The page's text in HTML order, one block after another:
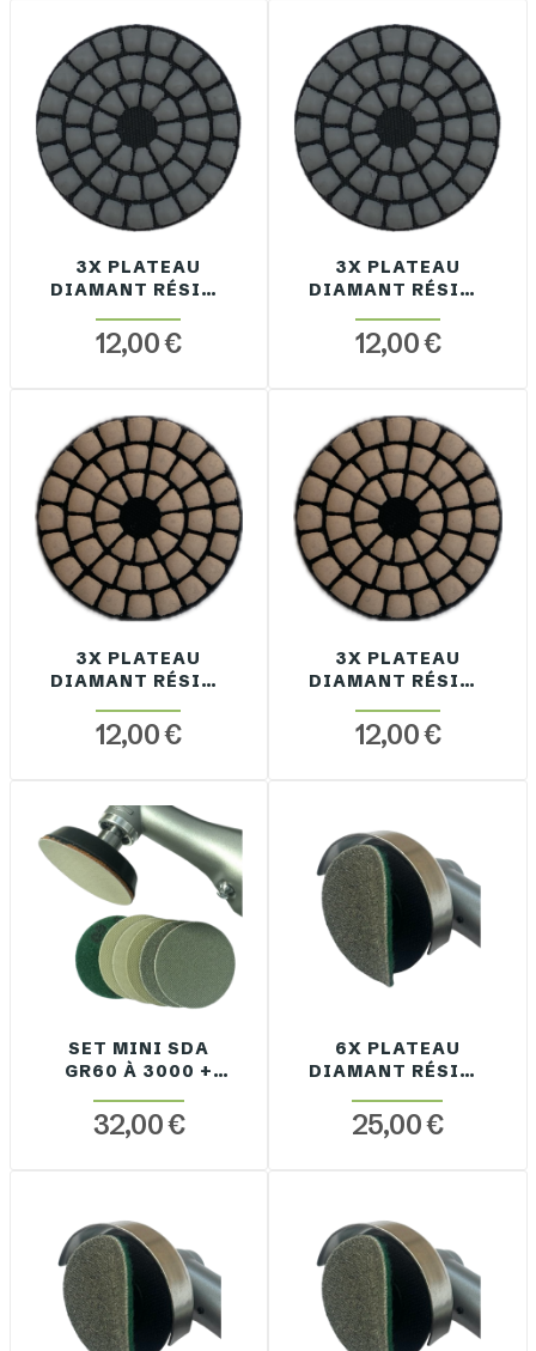
3X PLATEAU
DIAMANT RÉSINE
D'ABEILLE D50MM
12,00 €
3X PLATEAU
DIAMANT RÉSINE
D'ABEILLE D50MM
12,00 €
3X PLATEAU
DIAMANT RÉSINE
D'ABEILLE D50MM
12,00 €
3X PLATEAU
DIAMANT RÉSINE
D'ABEILLE D50MM
12,00 €
SET MINI SDA
GR60 À 3000 +
32,00 €
6X PLATEAU
DIAMANT RÉSINE
D50MM
25,00 €